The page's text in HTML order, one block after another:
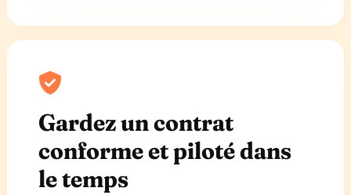
Gardez un contrat
conforme et piloté dans
le temps